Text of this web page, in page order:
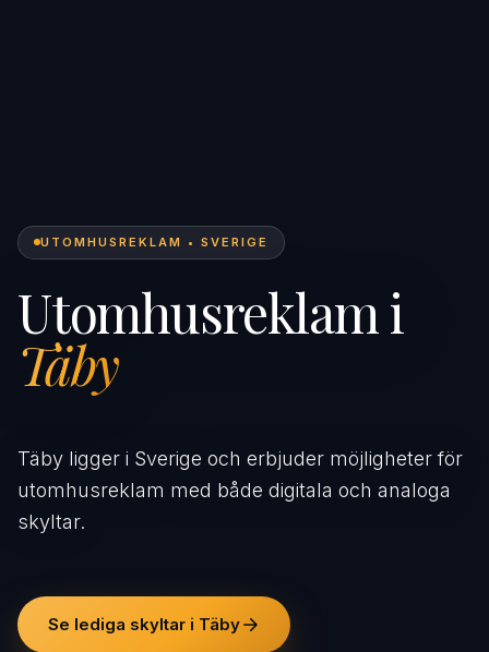
UTOMHUSREKLAM • SVERIGE
Utomhusreklam i
Täby
Täby ligger i Sverige och erbjuder möjligheter för
utomhusreklam med både digitala och analoga
skyltar.
Se lediga skyltar i Täby